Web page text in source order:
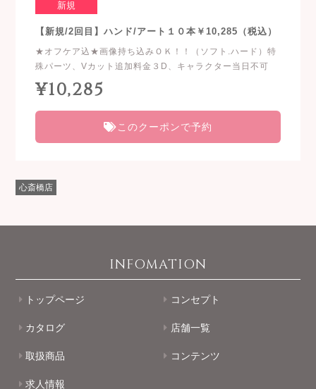
新規
【新規/2回目】ハンド/アート１０本￥10,285（税込）
★オフケア込★画像持ち込みＯＫ！！（ソフト.ハード）特
殊パーツ、Vカット追加料金３D、キャラクター当日不可
¥10,285
このクーポンで予約
心斎橋店
INFOMATION
トップページ コンセプト
カタログ 店舗一覧
取扱商品 コンテンツ
求人情報